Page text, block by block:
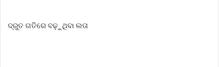
ଦ୍ରୁତ ଗତିରେ ବଢ଼ୁଥିବା ଲତା